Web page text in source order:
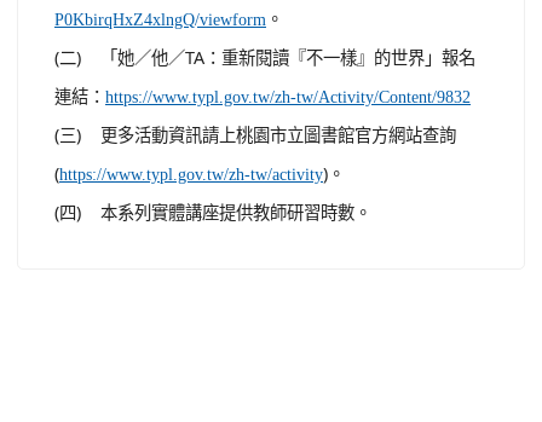
P0KbirqHxZ4xlngQ/viewform 。
(二) 「她／他／TA：重新閱讀『不一樣』的世界」報名
連結： https://www.typl.gov.tw/zh-tw/Activity/Content/9832
(三) 更多活動資訊請上桃園市立圖書館官方網站查詢
(https://www.typl.gov.tw/zh-tw/activity)。
(四) 本系列實體講座提供教師研習時數。